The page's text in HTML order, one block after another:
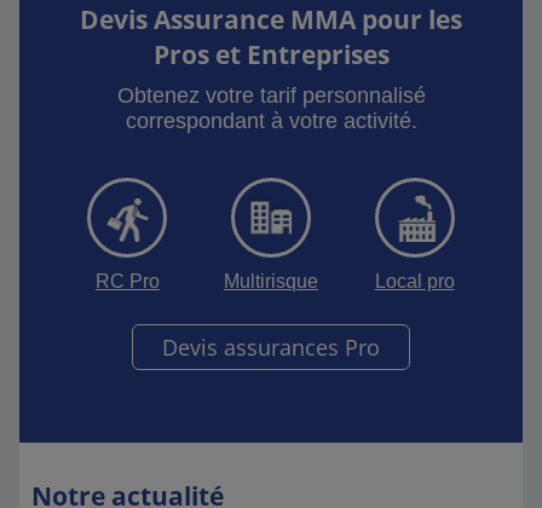
Devis Assurance MMA pour les
Pros et Entreprises
Obtenez votre tarif personnalisé
correspondant à votre activité.
RC Pro Multirisque Local pro
Devis assurances Pro
Notre actualité